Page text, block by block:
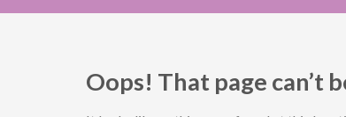
Oops! That page can’t